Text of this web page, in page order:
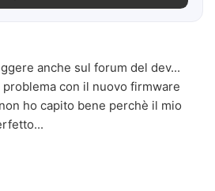
anche sul forum del dev...
problema con il nuovo firmware
ho capito bene perchè il mio